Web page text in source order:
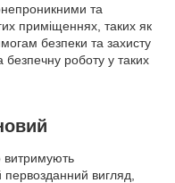
та
приміщеннях, таких як
безпеки та захисту
безпечну роботу у таких
витримують
первозданний вигляд,